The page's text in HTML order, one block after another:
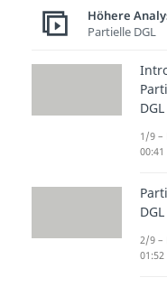
Höhere
Partielle DGL
1/9 –
00:41
DGL
2/9 –
01:52